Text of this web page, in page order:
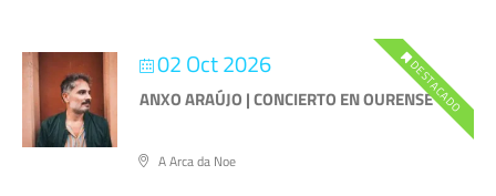
02 Oct 2026 DESTACADO
ANXO ARAÚJO | CONCIERTO EN OURENSE
A Arca da Noe